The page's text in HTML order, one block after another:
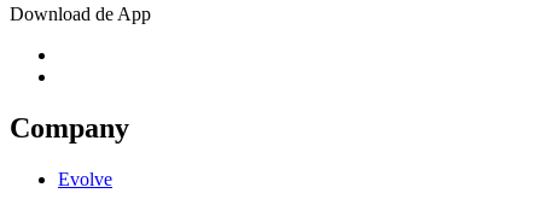
Download de App
Company
Evolve